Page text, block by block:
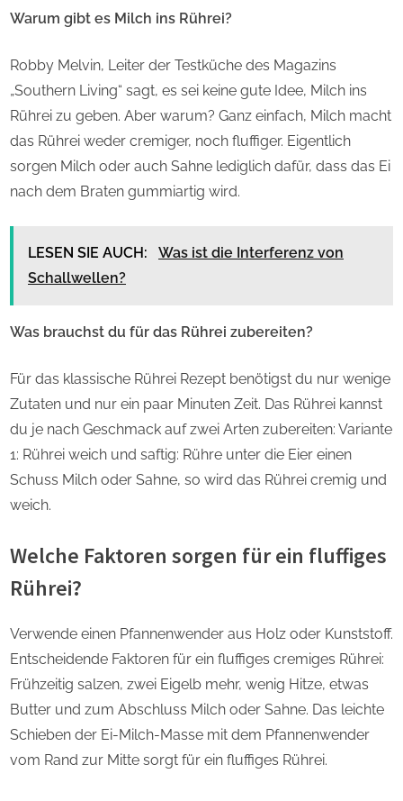
Warum gibt es Milch ins Rührei?
Robby Melvin, Leiter der Testküche des Magazins
„Southern Living“ sagt, es sei keine gute Idee, Milch ins
Rührei zu geben. Aber warum? Ganz einfach, Milch macht
das Rührei weder cremiger, noch fluffiger. Eigentlich
sorgen Milch oder auch Sahne lediglich dafür, dass das Ei
nach dem Braten gummiartig wird.
LESEN SIE AUCH:
Was ist die Interferenz von
Schallwellen?
Was brauchst du für das Rührei zubereiten?
Für das klassische Rührei Rezept benötigst du nur wenige
Zutaten und nur ein paar Minuten Zeit. Das Rührei kannst
du je nach Geschmack auf zwei Arten zubereiten: Variante
1: Rührei weich und saftig: Rühre unter die Eier einen
Schuss Milch oder Sahne, so wird das Rührei cremig und
weich.
Welche Faktoren sorgen für ein fluffiges
Rührei?
Verwende einen Pfannenwender aus Holz oder Kunststoff.
Entscheidende Faktoren für ein fluffiges cremiges Rührei:
Frühzeitig salzen, zwei Eigelb mehr, wenig Hitze, etwas
Butter und zum Abschluss Milch oder Sahne. Das leichte
Schieben der Ei-Milch-Masse mit dem Pfannenwender
vom Rand zur Mitte sorgt für ein fluffiges Rührei.